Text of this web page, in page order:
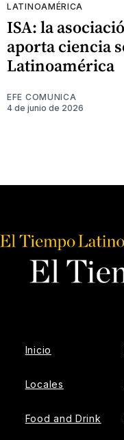
LATINOAMÉRICA
ISA: la
aporta ciencia
Latinoamérica
EFE COMUNICA
4 de junio de 2026
Inicio
Locales
Food and Drink